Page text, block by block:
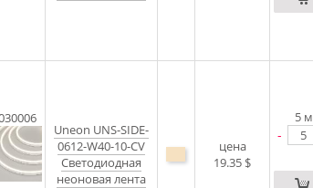
Uneon UNS-SIDE-
0612-W40-10-CV
Светодиодная
неоновая лента
цена
19.35 $
5 м
-